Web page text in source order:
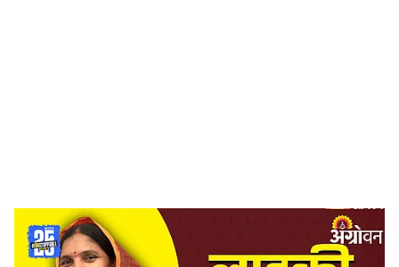
h
Ladki Bahin Yojana-
Pune News:राज्यातील महिलांसाठी सुरू असलेल्या ‘मुख्यमंत्री